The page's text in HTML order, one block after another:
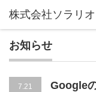
お知らせ
7.21
Google